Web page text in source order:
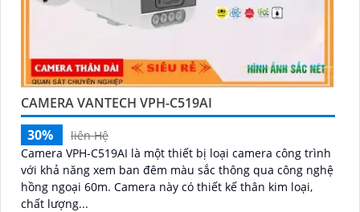
CAMERA VANTECH VPH-C519AI
30%
liên Hệ
Camera VPH-C519AI là một thiết bị loại camera công trình
với khả năng xem ban đêm màu sắc thông qua công nghệ
hồng ngoại 60m. Camera này có thiết kế thân kim loại,
chất lượng...